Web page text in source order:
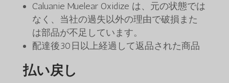
Caluanie Muelear Oxidize は、元の状態では
なく、当社の過失以外の理由で破損また
は部品が不足しています。
配達後30日以上経過して返品された商品
払い戻し